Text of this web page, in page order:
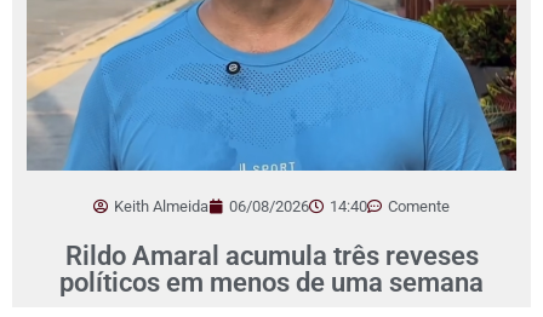
Keith Almeida 06/08/2026 14:40 Comente
Rildo Amaral acumula três reveses
políticos em menos de uma semana